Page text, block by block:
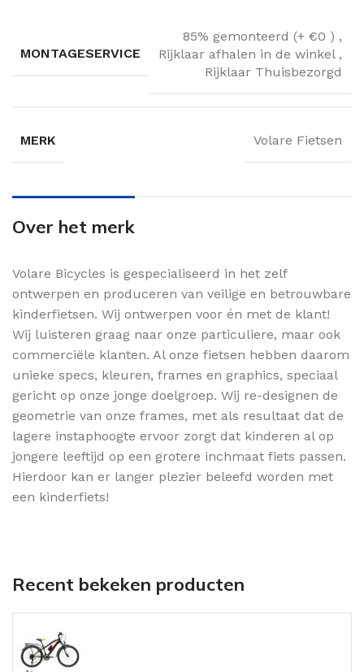
MONTAGESERVICE
85% gemonteerd (+ €0 ) ,
Rijklaar afhalen in de winkel ,
Rijklaar Thuisbezorgd
MERK Volare Fietsen
Over het merk
Volare Bicycles is gespecialiseerd in het zelf
ontwerpen en produceren van veilige en betrouwbare
kinderfietsen. Wij ontwerpen voor én met de klant!
Wij luisteren graag naar onze particuliere, maar ook
commerciële klanten. Al onze fietsen hebben daarom
unieke specs, kleuren, frames en graphics, speciaal
gericht op onze jonge doelgroep. Wij re-designen de
geometrie van onze frames, met als resultaat dat de
lagere instaphoogte ervoor zorgt dat kinderen al op
jongere leeftijd op een grotere inchmaat fiets passen.
Hierdoor kan er langer plezier beleefd worden met
een kinderfiets!
Recent bekeken producten